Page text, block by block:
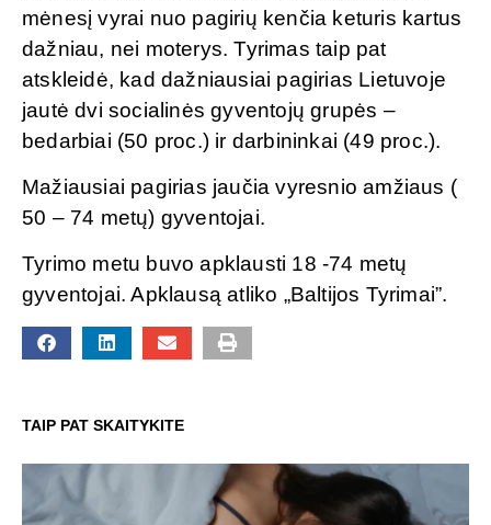
mėnesį vyrai nuo pagirių kenčia keturis kartus
dažniau, nei moterys. Tyrimas taip pat
atskleidė, kad dažniausiai pagirias Lietuvoje
jautė dvi socialinės gyventojų grupės –
bedarbiai (50 proc.) ir darbininkai (49 proc.).
Mažiausiai pagirias jaučia vyresnio amžiaus (
50 – 74 metų) gyventojai.
Tyrimo metu buvo apklausti 18 -74 metų
gyventojai. Apklausą atliko „Baltijos Tyrimai”.
TAIP PAT SKAITYKITE